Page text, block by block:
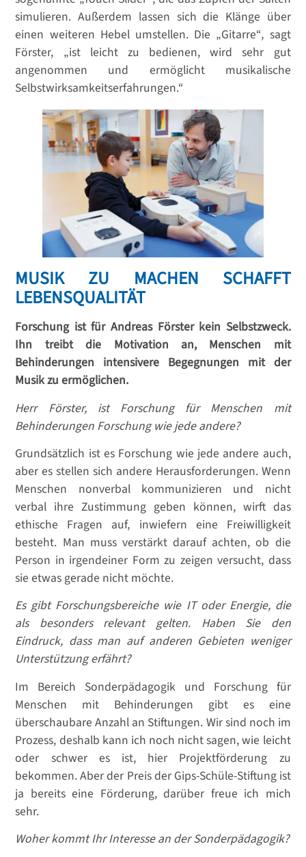
simulieren. Außerdem lassen sich die Klänge über
einen weiteren Hebel umstellen. Die „Gitarre“, sagt
Förster, „ist leicht zu bedienen, wird sehr gut
angenommen und ermöglicht musikalische
Selbstwirksamkeitserfahrungen.“
MUSIK ZU MACHEN SCHAFFT
LEBENSQUALITÄT
Forschung ist für Andreas Förster kein Selbstzweck.
Ihn treibt die Motivation an, Menschen mit
Behinderungen intensivere Begegnungen mit der
Musik zu ermöglichen.
Herr Förster, ist Forschung für Menschen mit
Behinderungen Forschung wie jede andere?
Grundsätzlich ist es Forschung wie jede andere auch,
aber es stellen sich andere Herausforderungen. Wenn
Menschen nonverbal kommunizieren und nicht
verbal ihre Zustimmung geben können, wirft das
ethische Fragen auf, inwiefern eine Freiwilligkeit
besteht. Man muss verstärkt darauf achten, ob die
Person in irgendeiner Form zu zeigen versucht, dass
sie etwas gerade nicht möchte.
Es gibt Forschungsbereiche wie IT oder Energie, die
als besonders relevant gelten. Haben Sie den
Eindruck, dass man auf anderen Gebieten weniger
Unterstützung erfährt?
Im Bereich Sonderpädagogik und Forschung für
Menschen mit Behinderungen gibt es eine
überschaubare Anzahl an Stiftungen. Wir sind noch im
Prozess, deshalb kann ich noch nicht sagen, wie leicht
oder schwer es ist, hier Projektförderung zu
bekommen. Aber der Preis der Gips-Schüle-Stiftung ist
ja bereits eine Förderung, darüber freue ich mich
sehr.
Woher kommt Ihr Interesse an der Sonderpädagogik?